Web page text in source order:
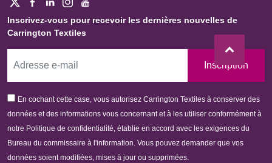
Inscrivez-vous pour recevoir les dernières nouvelles de
Carrington Textiles
Inscription
En cochant cette case, vous autorisez Carrington Textiles à conserver des
données et des informations vous concernant et à les utiliser conformément à
notre Politique de confidentialité, établie en accord avec les exigences du
Bureau du commissaire à l'information. Vous pouvez demander que vos
données soient modifiées, mises à jour ou supprimées.